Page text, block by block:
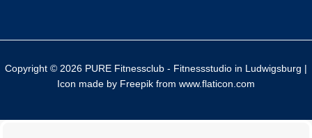
Copyright © 2026 PURE Fitnessclub - Fitnessstudio in Ludwigsburg |
Icon made by Freepik from www.flaticon.com